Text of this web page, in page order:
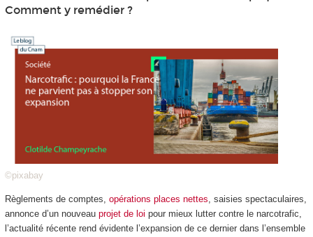
Comment y remédier ?
©pixabay
Règlements de comptes, opérations places nettes, saisies spectaculaires,
annonce d’un nouveau projet de loi pour mieux lutter contre le narcotrafic,
l’actualité récente rend évidente l’expansion de ce dernier dans l’ensemble